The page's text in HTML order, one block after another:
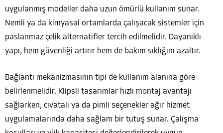
uygulanmış modeller daha uzun ömürlü kullanım sunar.
Nemli ya da kimyasal ortamlarda çalışacak sistemler için
paslanmaz çelik alternatifler tercih edilmelidir. Dayanıklı
yapı, hem güvenliği artırır hem de bakım sıklığını azaltır.
Bağlantı mekanizmasının tipi de kullanım alanına göre
belirlenmelidir. Klipsli tasarımlar hızlı montaj avantajı
sağlarken, cıvatalı ya da pimli seçenekler ağır hizmet
uygulamalarında daha sağlam bir tutuş sunar. Çalışma